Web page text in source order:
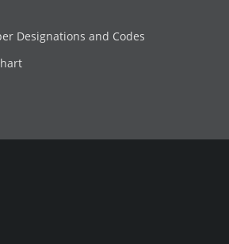
Designations and Codes